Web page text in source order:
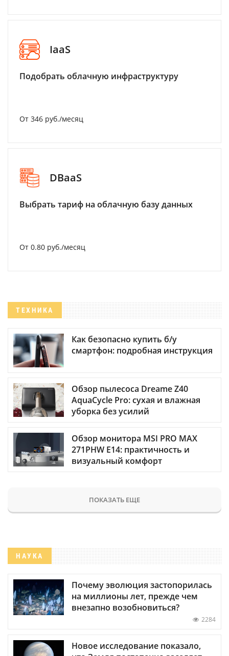
IaaS
Подобрать облачную инфраструктуру
От 346 руб./месяц
DBaaS
Выбрать тариф на облачную базу данных
От 0.80 руб./месяц
ТЕХНИКА
Как безопасно купить б/у
смартфон: подробная инструкция
Обзор пылесоса Dreame Z40
AquaCycle Pro: сухая и влажная
уборка без усилий
Обзор монитора MSI PRO MAX
271PHW E14: практичность и
визуальный комфорт
ПОКАЗАТЬ ЕЩЕ
НАУКА
Почему эволюция застопорилась
на миллионы лет, прежде чем
внезапно возобновиться?
2284
Новое исследование показало,